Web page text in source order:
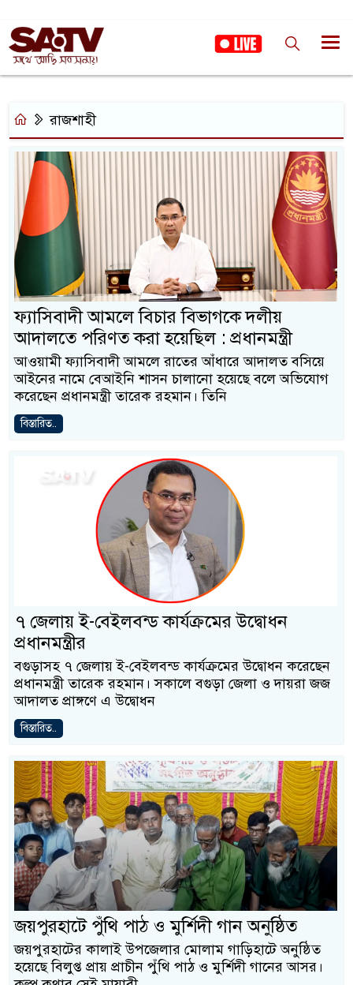
রাজশাহী
ফ্যাসিবাদী আমলে বিচার বিভাগকে দলীয়
আদালতে পরিণত করা হয়েছিল : প্রধানমন্ত্রী
আওয়ামী ফ্যাসিবাদী আমলে রাতের আঁধারে আদালত বসিয়ে
আইনের নামে বেআইনি শাসন চালানো হয়েছে বলে অভিযোগ
করেছেন প্রধানমন্ত্রী তারেক রহমান। তিনি
বিস্তারিত..
৭ জেলায় ই-বেইলবন্ড কার্যক্রমের উদ্বোধন
প্রধানমন্ত্রীর
বগুড়াসহ ৭ জেলায় ই-বেইলবন্ড কার্যক্রমের উদ্বোধন করেছেন
প্রধানমন্ত্রী তারেক রহমান। সকালে বগুড়া জেলা ও দায়রা জজ
আদালত প্রাঙ্গণে এ উদ্বোধন
বিস্তারিত..
জয়পুরহাটে পুঁথি পাঠ ও মুর্শিদী গান অনুষ্ঠিত
জয়পুরহাটের কালাই উপজেলার মোলাম গাড়িহাটে অনুষ্ঠিত
হয়েছে বিলুপ্ত প্রায় প্রাচীন পুঁথি পাঠ ও মুর্শিদী গানের আসর।